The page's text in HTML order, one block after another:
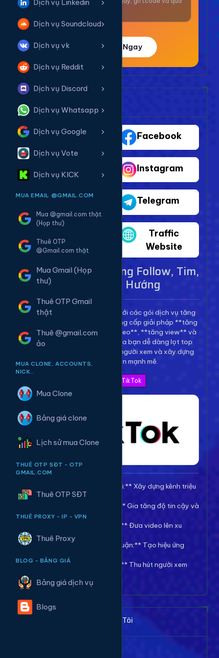
Dịch vụ Linkedin
Dịch vụ Soundcloud
Dịch vụ vk
Dịch vụ Reddit
Dịch vụ Discord
Dịch vụ Whatsapp
Dịch vụ Google
Dịch vụ Vote
Dịch vụ KICK
MUA EMAIL @GMAIL.COM
Mua @gmail.com thật
(Họp thư)
Thuê OTP
@Gmail.com thật
Mua Gmail (Họp
thư)
Thuê OTP Gmail
thật
Thuê @gmail.com
ảo
MUA CLONE, ACCOUNTS,
NICK..
Mua Clone
Bảng giá clone
Lịch sử mua Clone
THUÊ OTP SĐT - OTP
GMAIL.COM
Thuê OTP SĐT
THUÊ PROXY - IP - VPN
Thuê Proxy
BLOG - BẢNG GIÁ
Bảng giá dịch vụ
Blogs
Trải Nghiệm Ngay
TikTok Facebook
Instagram
Shopee Telegram
Traffic
Website
Dịch Vụ TikTok - Tăng Follow, Tim,
View Lên Xu Hướng
Bùng nổ kênh TikTok của bạn với các gói dịch vụ tăng
trưởng toàn diện. Chúng tôi cung cấp giải pháp **tăng
follow TikTok**, **tăng tim video**, **tăng view** và
**bình luận** để giúp video của bạn dễ dàng lọt top
thịnh hành, thu hút hàng triệu người xem và xây dựng
thương hiệu cá nhân mạnh mẽ.
Xem Bảng Giá TikTok
🚀 **Tăng Follow/Theo dõi:** Xây dựng kênh triệu
follow uy tín.
❤️ **Tăng Tim/Like Video:** Gia tăng độ tin cậy và
viral cho video.
👀 **Tăng View/Lượt xem:** Đưa video lên xu
hướng nhanh chóng.
💬 **Tăng Comment/Bình luận:** Tạo hiệu ứng
thảo luận sôi nổi.
👁️ **Tăng Mắt Livestream:** Thu hút người xem
Khách Hàng Nói Gì Về Chúng Tôi